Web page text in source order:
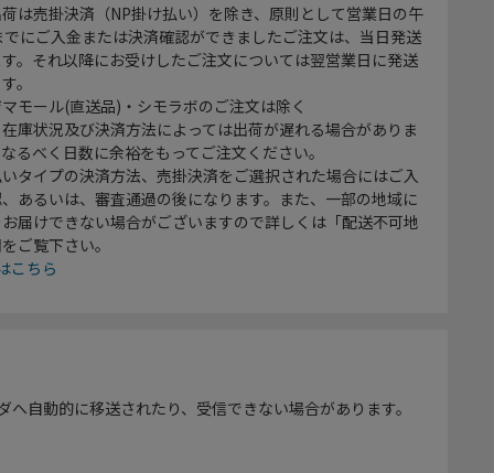
は売掛決済（NP掛け払い）を除き、原則として営業日の午
にご入金または決済確認ができましたご注文は、当日発送
。それ以降にお受けしたご注文については翌営業日に発送
。
モール(直送品)・シモラボのご注文は除く
庫状況及び決済方法によっては出荷が遅れる場合がありま
るべく日数に余裕をもってご注文ください。
タイプの決済方法、売掛決済をご選択された場合にはご入
あるいは、審査通過の後になります。また、一部の地域に
届けできない場合がございますので詳しくは「配送不可地
ご覧下さい。
こちら
自動的に移送されたり、受信できない場合があります。